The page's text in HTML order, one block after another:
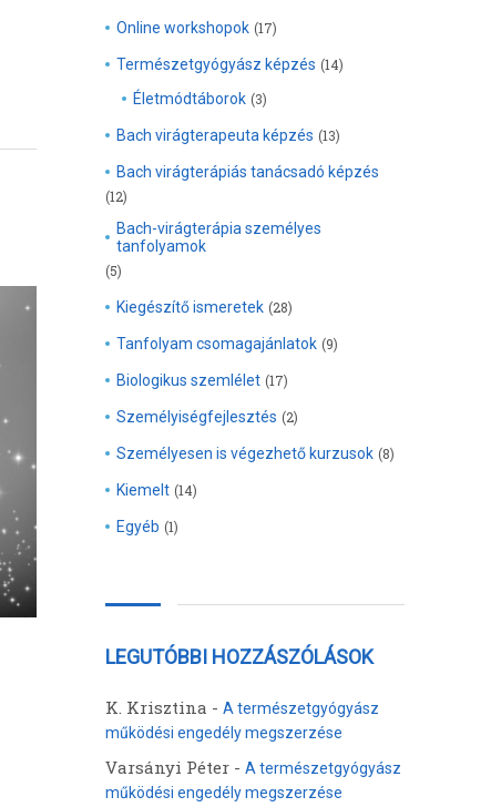
Online workshopok (17)
Természetgyógyász képzés (14)
Életmódtáborok (3)
Bach virágterapeuta képzés (13)
Bach virágterápiás tanácsadó képzés
(12)
Bach-virágterápia személyes
tanfolyamok
(5)
Kiegészítő ismeretek (28)
Tanfolyam csomagajánlatok (9)
Biologikus szemlélet (17)
Személyiségfejlesztés (2)
Személyesen is végezhető kurzusok (8)
Kiemelt (14)
Egyéb (1)
LEGUTÓBBI HOZZÁSZÓLÁSOK
K. Krisztina - A természetgyógyász
működési engedély megszerzése
Varsányi Péter - A természetgyógyász
működési engedély megszerzése